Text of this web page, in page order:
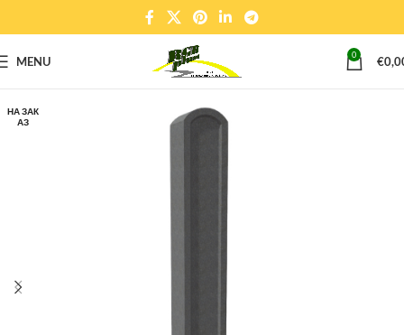
MENU 0 €
НА ЗАК
АЗ